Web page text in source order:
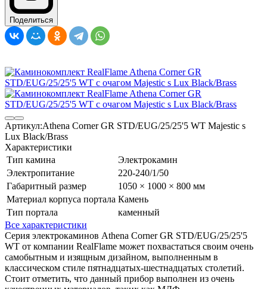
Поделиться
Артикул:Athena Corner GR STD/EUG/25/25'5 WT Majestic s
Lux Black/Brass
Характеристики
Тип камина
Электрокамин
Электропитание
220-240/1/50
Габаритный размер
1050 × 1000 × 800 мм
Материал корпуса портала Камень
Тип портала
каменный
Все характеристики
Серия электрокаминов Athena Corner GR STD/EUG/25/25'5
WT от компании RealFlame может похвастаться своим очень
самобытным и изящным дизайном, выполненным в
классическом стиле пятнадцатых-шестнадцатых столетий.
Стоит отметить, что данный прибор выполнен из очень